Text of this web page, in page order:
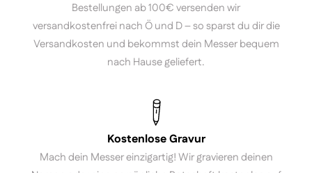
Bestellungen ab 100€ versenden wir
versandkostenfrei nach Ö und D – so sparst du dir die
Versandkosten und bekommst dein Messer bequem
nach Hause geliefert.
Kostenlose Gravur
Mach dein Messer einzigartig! Wir gravieren deinen